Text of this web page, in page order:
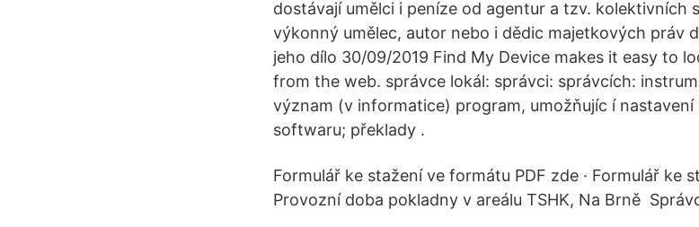
dostávají umělci i peníze od agentur a tzv. kolektivních
výkonný umělec, autor nebo i dědic majetkových práv
jeho dílo 30/09/2019 Find My Device makes it easy to
from the web. správce lokál: správci: správcích:
význam (v informatice) program, umožňujíc í
softwaru; překlady .
Formulář ke stažení ve formátu PDF zde · Formulář ke
Provozní doba pokladny v areálu TSHK, Na Brně